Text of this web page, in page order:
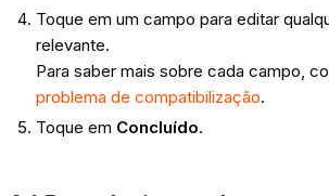
Toque em um campo para editar
relevante.
Para saber mais sobre cada campo,
problema de compatibilização.
Toque em Concluído.